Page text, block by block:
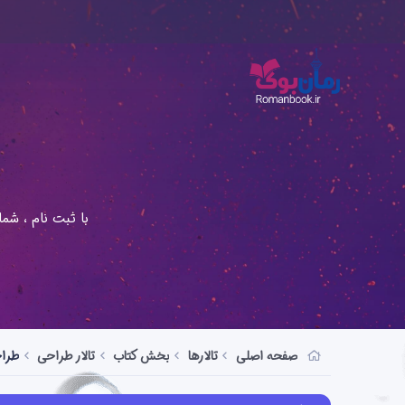
با ثبت نام ،
صفحه اصلی تالارها بخش کتاب تالار طراحی